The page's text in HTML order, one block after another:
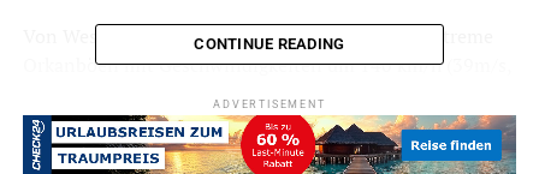
Von Westen ziehen Gewitter auf. Dabei gibt es extreme
Orkanböen mit Geschwindigkeiten um 140 km/h (39m/s,
76kn, Bft 12+) sowie heftigen Starkregen mit
Niederschlagsmengen zwischen 30 l/m² und 40 l/m² pro
Stunde und Hagel mit Korngrößen um 3 cm.
CONTINUE READING
ADVERTISEMENT